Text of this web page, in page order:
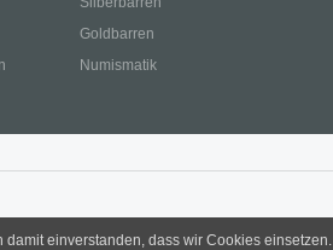
Goldbarren
Numismatik
einverstanden, dass wir Cookies einsetzen.